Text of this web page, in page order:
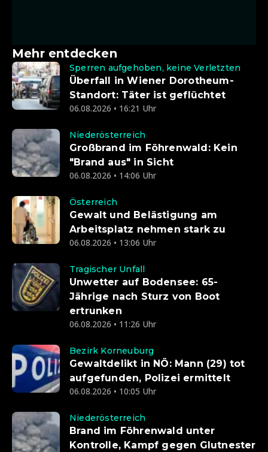
Mehr entdecken
Sperren aufgehoben, keine Verletzten
Überfall in Wiener Dorotheum-
Standort: Täter ist geflüchtet
06.08.2026 • 16:21 Uhr
Niederösterreich
Großbrand im Föhrenwald: Kein
"Brand aus" in Sicht
06.08.2026 • 14:06 Uhr
Österreich
Gewalt und Belästigung am
Arbeitsplatz nehmen stark zu
06.08.2026 • 13:06 Uhr
Tragischer Unfall
Unwetter auf Bodensee: 65-
Jährige nach Sturz von Boot
ertrunken
06.08.2026 • 11:26 Uhr
Bezirk Korneuburg
Gewaltdelikt in NÖ: Mann (29) tot
aufgefunden, Polizei ermittelt
06.08.2026 • 10:05 Uhr
Niederösterreich
Brand im Föhrenwald unter
Kontrolle, Kampf gegen Glutnester